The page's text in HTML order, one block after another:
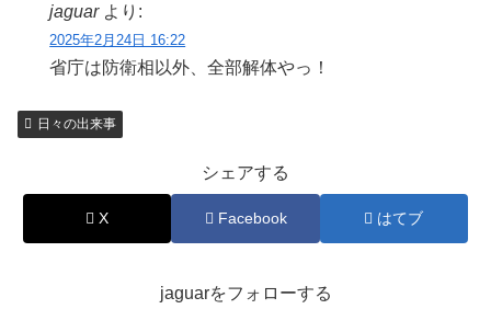
jaguar より:
2025年2月24日 16:22
省庁は防衛相以外、全部解体やっ！
日々の出来事
シェアする
X Facebook はてブ
jaguarをフォローする